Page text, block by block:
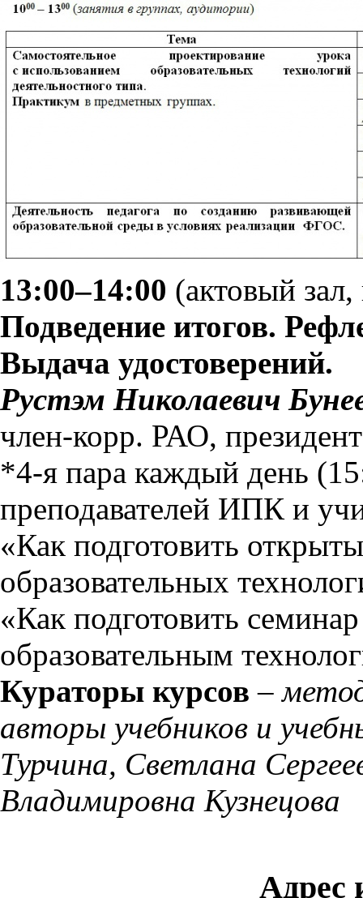
13:00–14:00 (актовый
Подведение итогов.
Выдача удостоверений.
Рустэм Николаевич
член-корр. РАО,
*4-я пара каждый день
преподавателей ИПК и
«Как подготовить
образовательных
«Как подготовить
образовательным
Кураторы курсов –
авторы учебников и
Турчина, Светлана
Владимировна Кузнецова
Адрес